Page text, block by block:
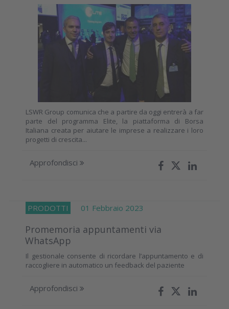
LSWR Group comunica che a partire da oggi entrerà a far
parte del programma Elite, la piattaforma di Borsa
Italiana creata per aiutare le imprese a realizzare i loro
progetti di crescita...
Approfondisci
PRODOTTI 01 Febbraio 2023
Promemoria appuntamenti via
WhatsApp
Il gestionale consente di ricordare l’appuntamento e di
raccogliere in automatico un feedback del paziente
Approfondisci